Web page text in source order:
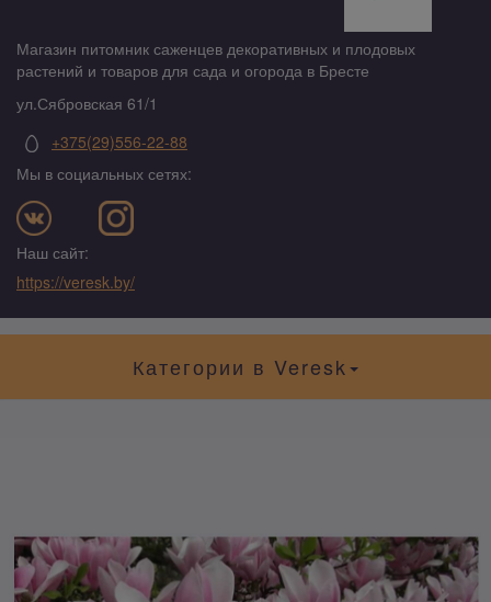
Магазин питомник саженцев декоративных и плодовых
растений и товаров для сада и огорода в Бресте
ул.Сябровская 61/1
+375(29)556-22-88
Мы в социальных сетях:
Наш сайт:
https://veresk.by/
Категории в Veresk